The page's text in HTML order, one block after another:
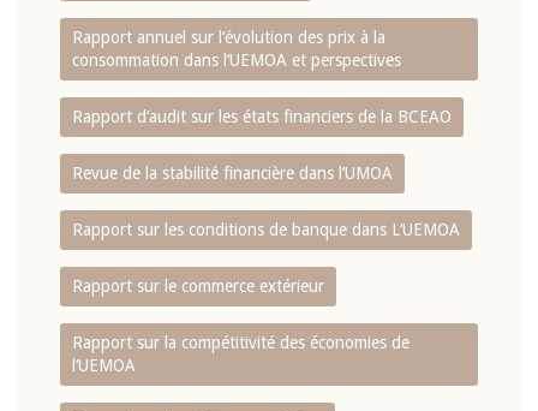
Rapport annuel sur l‘évolution des prix à la
consommation dans l‘UEMOA et perspectives
Rapport d‘audit sur les états financiers de la BCEAO
Revue de la stabilité financière dans l‘UMOA
Rapport sur les conditions de banque dans L‘UEMOA
Rapport sur le commerce extérieur
Rapport sur la compétitivité des économies de
l‘UEMOA